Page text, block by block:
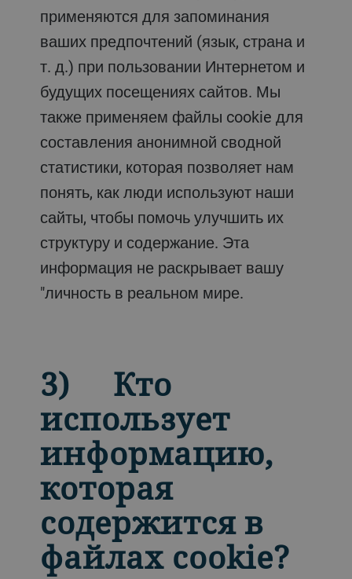
применяются для запоминания
ваших предпочтений (язык, страна и
т. д.) при пользовании Интернетом и
будущих посещениях сайтов. Мы
также применяем файлы cookie для
составления анонимной сводной
статистики, которая позволяет нам
понять, как люди используют наши
сайты, чтобы помочь улучшить их
структуру и содержание. Эта
информация не раскрывает вашу
"личность в реальном мире.
3) Кто
использует
информацию,
которая
содержится в
файлах cookie?